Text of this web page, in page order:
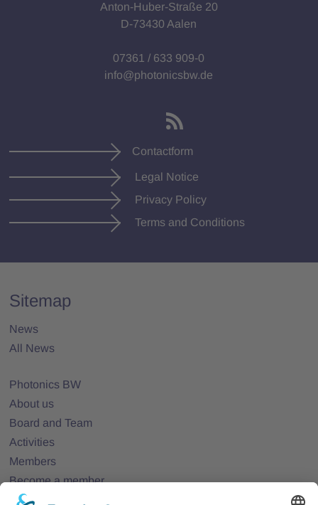
Anton-Huber-Straße 20
D-73430 Aalen
07361 / 633 909-0
info@photonicsbw.de
Contactform
Legal Notice
Privacy Policy
Terms and Conditions
Sitemap
News
All News
Photonics BW
About us
Board and Team
Activities
Members
Become a member
Projects